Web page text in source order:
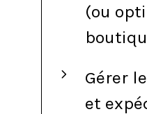
(ou
Gérer
et